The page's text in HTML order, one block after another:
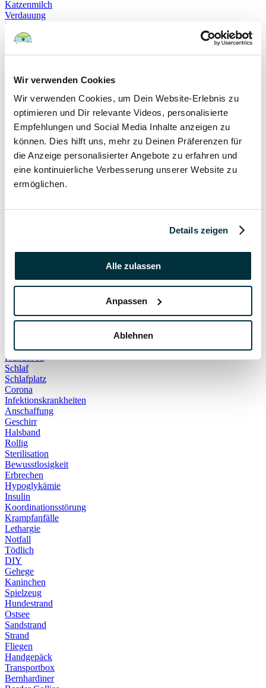
Wir verwenden Cookies
Wir verwenden Cookies, um Dein Website-Erlebnis zu
optimieren und Dir relevante Videos, personalisierte
Empfehlungen und Social Media Inhalte anzeigen zu
können. Dies hilft uns, mehr zu Deinen Präferenzen für
die Anzeige personalisierter Angebote zu erfahren und
eine kontinuierliche Verbesserung unserer Website zu
ermöglichen.
Details zeigen
Alle zulassen
Anpassen
Ablehnen
Katzenmilch
Verdauung
Beruhigung
Katzenverhalten
Schnurren
Selbstheilung
Hundeerziehung
Prüfung
Sachkundenachweis
Sozialverträglichkeit
Bloodhound
Hundesport
Mantrailing
Rettungshund
Schäferhund
Schweißhund
Niesen
Parvovirose
Kater
Leckerlies
Leinenführigkeit
Schmerzen
Hundebett
Schlaf
Schlafplatz
Corona
Infektionskrankheiten
Anschaffung
Geschirr
Halsband
Rollig
Sterilisation
Bewusstlosigkeit
Erbrechen
Hypoglykämie
Insulin
Koordinationsstörung
Krampfanfälle
Lethargie
Notfall
Tödlich
DIY
Gehege
Kaninchen
Spielzeug
Hundestrand
Ostsee
Sandstrand
Strand
Fliegen
Handgepäck
Transportbox
Bernhardiner